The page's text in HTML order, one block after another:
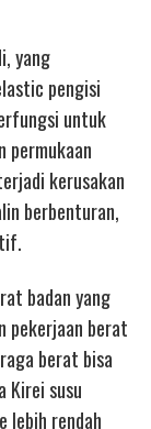
yang
pengisi
untuk
permukaan
kerusakan
berbenturan,
badan yang
pekerjaan berat
berat bisa
Kirei susu
lebih rendah